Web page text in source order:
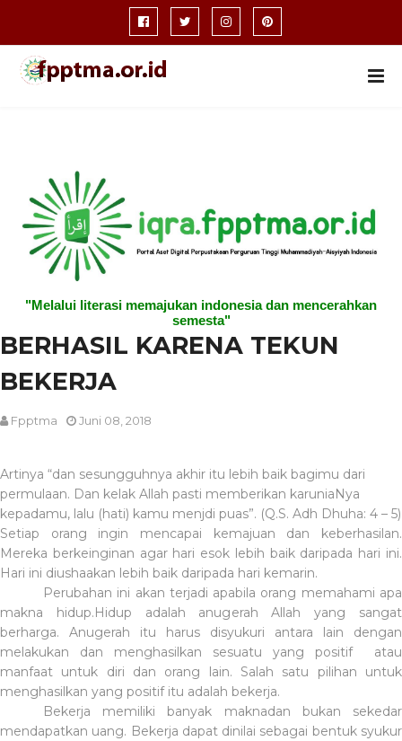
"Melalui literasi memajukan indonesia dan mencerahkan
semesta"
BERHASIL KARENA TEKUN
BEKERJA
Fpptma Juni 08, 2018
Artinya “dan sesungguhnya akhir itu lebih baik bagimu dari
permulaan. Dan kelak Allah pasti memberikan karuniaNya
kepadamu, lalu (hati) kamu menjdi puas”. (Q.S. Adh Dhuha: 4 – 5)
Setiap orang ingin mencapai kemajuan dan keberhasilan.
Mereka berkeinginan agar hari esok lebih baik daripada hari ini.
Hari ini diushaakan lebih baik daripada hari kemarin.
Perubahan ini akan terjadi apabila orang memahami apa
makna hidup.Hidup adalah anugerah Allah yang sangat
berharga. Anugerah itu harus disyukuri antara lain dengan
melakukan dan menghasilkan sesuatu yang positif
atau
manfaat untuk diri dan orang lain. Salah satu pilihan untuk
menghasilkan yang positif itu adalah bekerja.
Bekerja memiliki banyak maknadan bukan sekedar
mendapatkan uang. Bekerja dapat dinilai sebagai bentuk syukur